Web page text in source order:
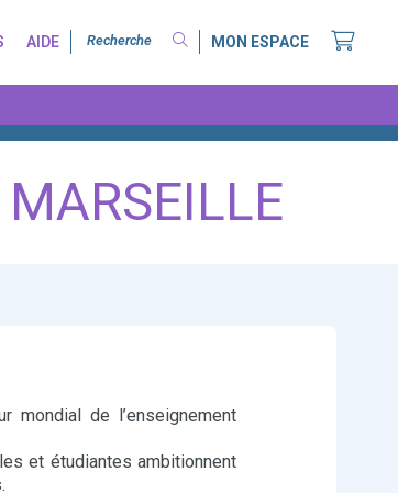
AIDE MON ESPACE
mondial de l’enseignement
et étudiantes ambitionnent